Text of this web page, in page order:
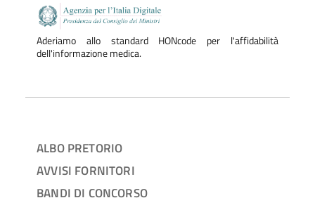
Aderiamo allo standard HONcode per l'affidabilità
dell'informazione medica.
ALBO PRETORIO
AVVISI FORNITORI
BANDI DI CONCORSO